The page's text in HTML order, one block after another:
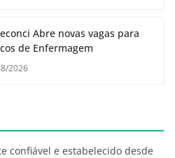
Abre novas vagas para
de Enfermagem
2026
confiável e estabelecido desde